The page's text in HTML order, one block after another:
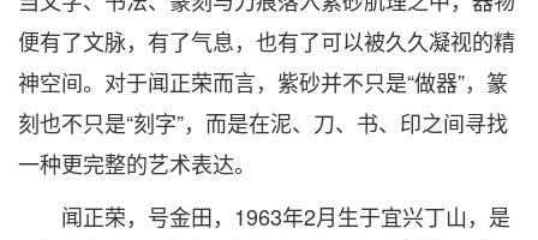
便有了文脉，有了气息，也有了可以被久久凝视的精
神空间。对于闻正荣而言，紫砂并不只是“做器”，篆
刻也不只是“刻字”，而是在泥、刀、书、印之间寻找
一种更完整的艺术表达。
闻正荣，号金田，1963年2月生于宜兴丁山，是